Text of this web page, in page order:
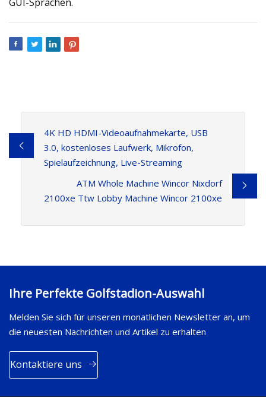
4K HD HDMI-Videoaufnahmekarte, USB
3.0, kostenloses Laufwerk, Mikrofon,
Spielaufzeichnung, Live-Streaming
ATM Whole Machine Wincor Nixdorf
2100xe Ttw Lobby Machine Wincor 2100xe
Ihre Perfekte Golfstadion-Auswahl
Melden Sie sich für unseren monatlichen Newsletter an, um
die neuesten Nachrichten und Artikel zu erhalten
Kontaktiere uns